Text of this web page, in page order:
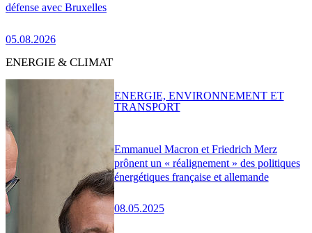
défense avec Bruxelles
05.08.2026
ENERGIE & CLIMAT
Emmanuel Macron et Friedrich Merz
prônent un « réalignement » des politiques
énergétiques française et allemande
08.05.2025
ENERGIE, ENVIRONNEMENT ET
TRANSPORT